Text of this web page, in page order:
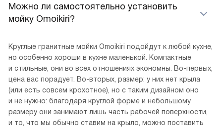
Можно ли самостоятельно установить
мойку Omoikiri?
Круглые гранитные мойки Omoikiri подойдут к любой кухне,
но особенно хороши в кухне маленькой. Компактные
и стильные, они во всех отношениях экономны. Во-первых,
цена вас порадует. Во-вторых, размер: у них нет крыла
(или есть совсем крохотное), но с таким дизайном оно
и не нужно: благодаря круглой форме и небольшому
размеру они занимают лишь часть рабочей поверхности,
и то, что мы обычно ставим на крыло, можно поставить